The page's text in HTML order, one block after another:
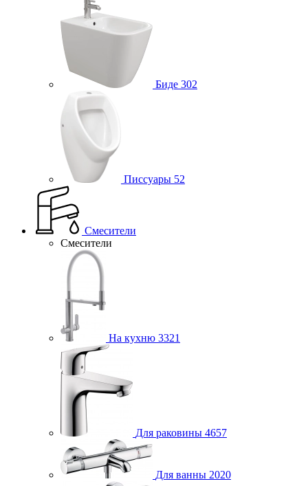
Биде 302
Писсуары 52
Смесители
Смесители
На кухню 3321
Для раковины 4657
Для ванны 2020